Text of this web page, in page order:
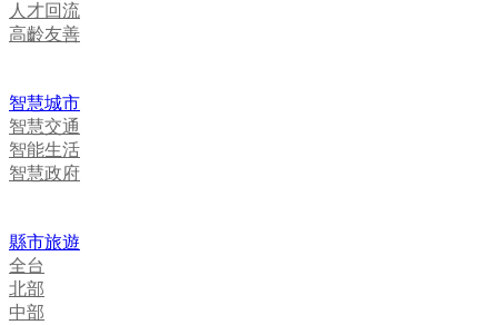
人才回流
高齡友善
智慧城市
智慧交通
智能生活
智慧政府
縣市旅遊
全台
北部
中部